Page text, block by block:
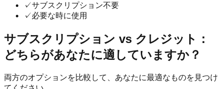
✓サブスクリプション不要
✓必要な時に使用
サブスクリプション vs クレジット：
どちらがあなたに適していますか？
両方のオプションを比較して、あなたに最適なものを見つけ